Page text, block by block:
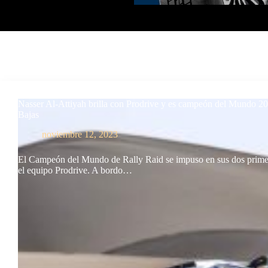
Nasser Al-Attiyah brilla con Prodrive y es campeón del Mundo
noviembre 12, 2023
El Campeón del Mundo de Rally Raid se impuso en sus dos
el equipo Prodrive. A bordo…